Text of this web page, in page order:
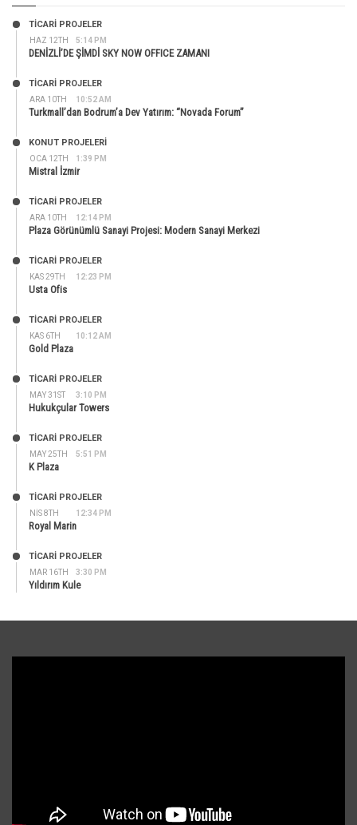
HAZ 12TH 5:14 PM
TİCARİ PROJELER
DENİZLİ’DE ŞİMDİ SKY NOW OFFICE ZAMANI
ARA 10TH 10:52 AM
TİCARİ PROJELER
Turkmall’dan Bodrum’a Dev Yatırım: “Novada Forum”
OCA 12TH 1:39 PM
KONUT PROJELERI
Mistral İzmir
ARA 10TH 12:14 PM
TİCARİ PROJELER
Plaza Görünümlü Sanayi Projesi: Modern Sanayi Merkezi
KAS 29TH 12:23 PM
TİCARİ PROJELER
Usta Ofis
KAS 6TH 10:12 AM
TİCARİ PROJELER
Gold Plaza
MAY 31ST 3:10 PM
TİCARİ PROJELER
Hukukçular Towers
MAY 25TH 5:51 PM
TİCARİ PROJELER
K Plaza
NIS 8TH 12:34 PM
TİCARİ PROJELER
Royal Marin
MAR 16TH 3:30 PM
TİCARİ PROJELER
Yıldırım Kule